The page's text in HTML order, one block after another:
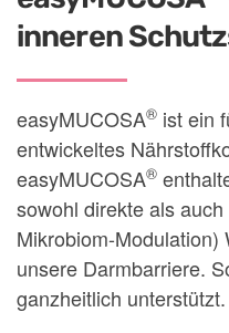
inneren
easyMUCOSA® ist ein
entwickeltes
easyMUCOSA®
sowohl direkte als
Mikrobiom-
unsere Darmbarriere.
ganzheitlich unterstützt.